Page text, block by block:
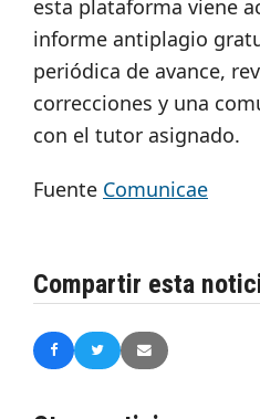
esta plataforma viene
informe antiplagio
periódica de avance,
correcciones y una
con el tutor asignado.
Fuente Comunicae
Compartir esta